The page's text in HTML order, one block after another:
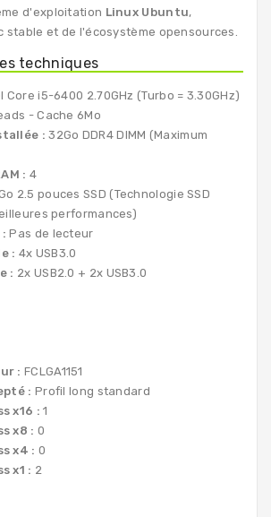
d'exploitation Linux Ubuntu,
stable et de l'écosystème opensources.
techniques
Core i5-6400 2.70GHz (Turbo = 3.30GHz)
- Cache 6Mo
:32Go DDR4 DIMM (Maximum
: 4
2.5 pouces SSD (Technologie SSD
performances)
Pas de lecteur
: 4x USB3.0
: 2x USB2.0 + 2x USB3.0
: FCLGA1151
: Profil long standard
x16 : 1
x8 : 0
x4 : 0
x1 : 2